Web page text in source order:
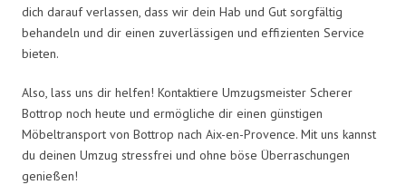
dich darauf verlassen, dass wir dein Hab und Gut sorgfältig
behandeln und dir einen zuverlässigen und effizienten Service
bieten.
Also, lass uns dir helfen! Kontaktiere Umzugsmeister Scherer
Bottrop noch heute und ermögliche dir einen günstigen
Möbeltransport von Bottrop nach Aix-en-Provence. Mit uns kannst
du deinen Umzug stressfrei und ohne böse Überraschungen
genießen!